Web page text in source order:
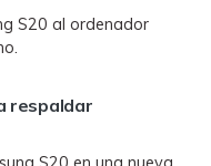
S20 al ordenador
respaldar